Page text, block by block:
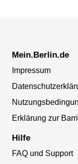
Mein.Berlin.de
Impressum
Erklärung zur
Hilfe
FAQ und Support